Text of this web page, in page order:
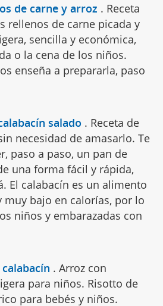
de carne y arroz . Receta
rellenos de carne picada y
sencilla y económica,
o la cena de los niños.
enseña a prepararla, paso
salado . Receta de
necesidad de amasarlo. Te
paso a paso, un pan de
una forma fácil y rápida,
El calabacín es un alimento
muy bajo en calorías, por lo
niños y embarazadas con
. Arroz con
para niños. Risotto de
para bebés y niños.